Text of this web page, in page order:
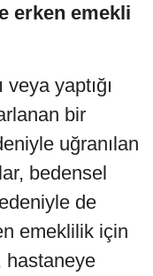
erken emekli
veya yaptığı
bir
uğranılan
bedensel
de
emeklilik için
hastaneye